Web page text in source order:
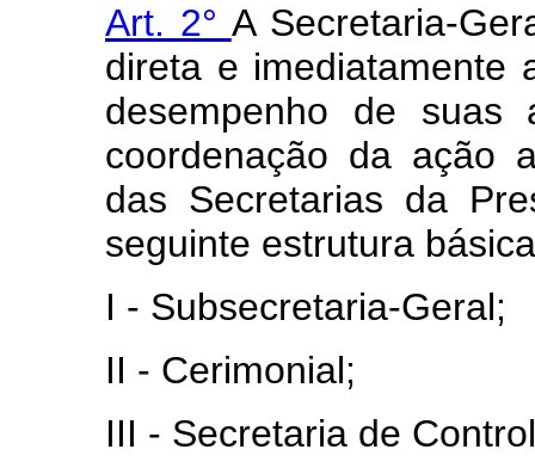
Art. 2° A Secretaria-
direta e imediatamente
desempenho de suas
coordenação da ação
das Secretarias da
seguinte estrutura
I - Subsecretaria-Geral;
II - Cerimonial;
III - Secretaria de